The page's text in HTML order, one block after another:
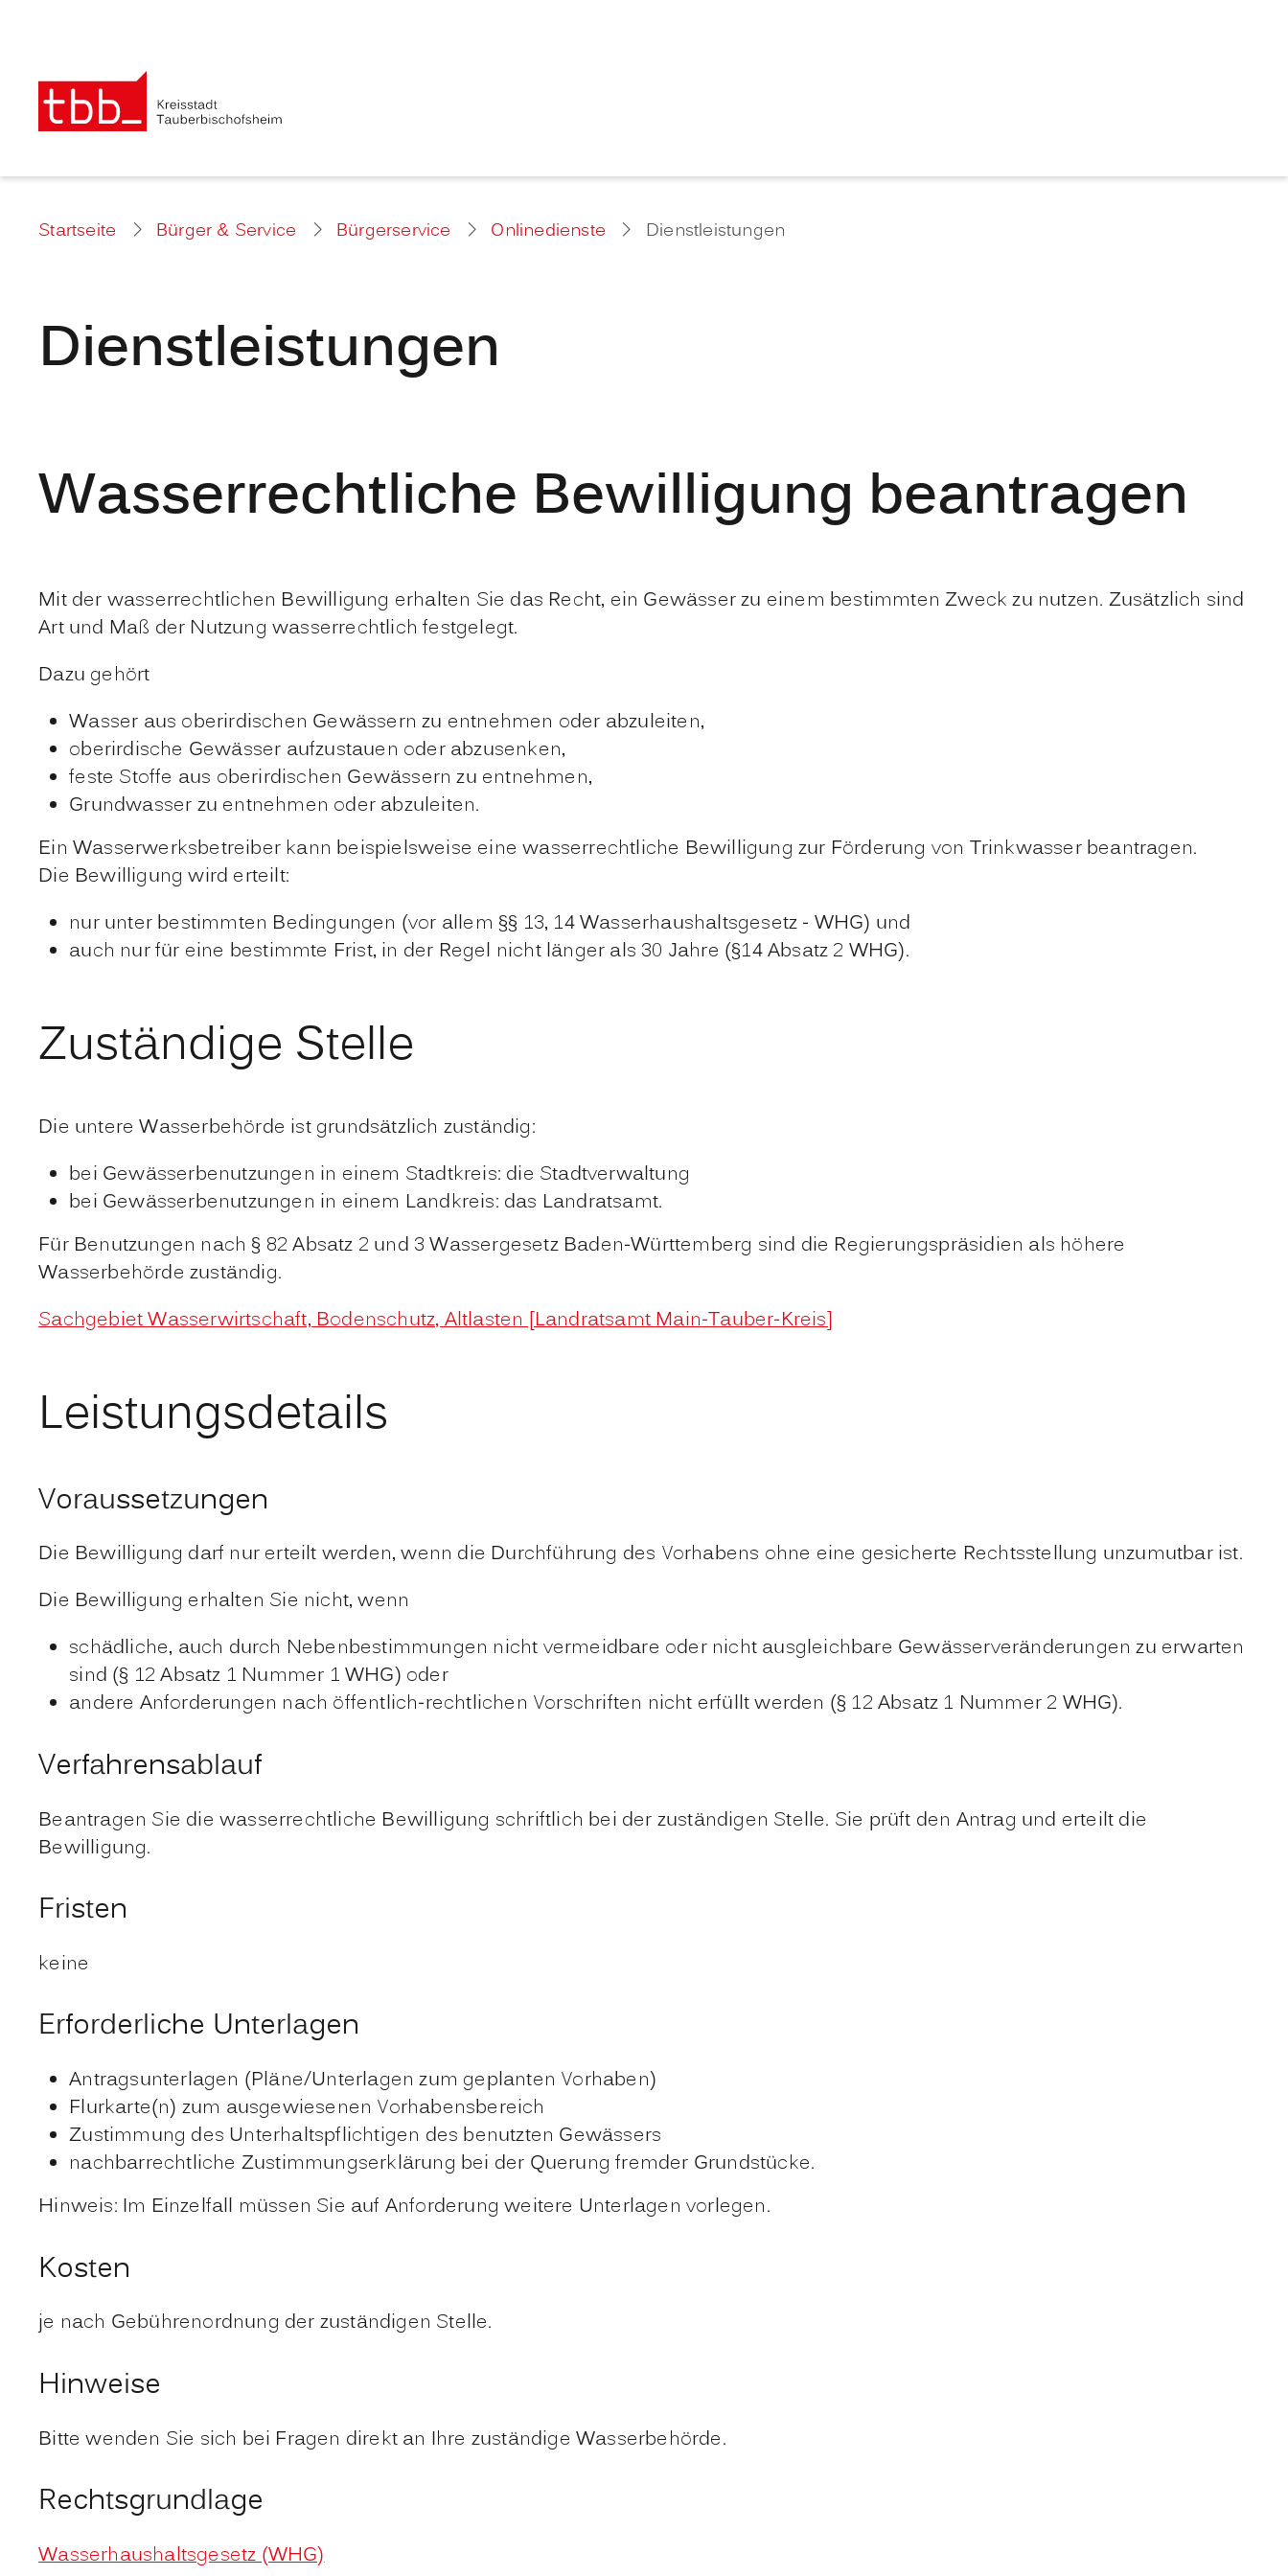
Startseite Bürger & Service Bürgerservice Onlinedienste Dienstleistungen
Dienstleistungen
Wasserrechtliche Bewilligung beantragen
Mit der wasserrechtlichen Bewilligung erhalten Sie das Recht, ein Gewässer zu einem bestimmten Zweck zu nutzen. Zusätzlich sind
Art und Maß der Nutzung wasserrechtlich festgelegt.
Dazu gehört
Wasser aus oberirdischen Gewässern zu entnehmen oder abzuleiten,
oberirdische Gewässer aufzustauen oder abzusenken,
feste Stoffe aus oberirdischen Gewässern zu entnehmen,
Grundwasser zu entnehmen oder abzuleiten.
Ein Wasserwerksbetreiber kann beispielsweise eine wasserrechtliche Bewilligung zur Förderung von Trinkwasser beantragen.
Die Bewilligung wird erteilt:
nur unter bestimmten Bedingungen (vor allem §§ 13, 14 Wasserhaushaltsgesetz - WHG) und
auch nur für eine bestimmte Frist, in der Regel nicht länger als 30 Jahre (§14 Absatz 2 WHG).
Zuständige Stelle
Die untere Wasserbehörde ist grundsätzlich zuständig:
bei Gewässerbenutzungen in einem Stadtkreis: die Stadtverwaltung
bei Gewässerbenutzungen in einem Landkreis: das Landratsamt.
Für Benutzungen nach § 82 Absatz 2 und 3 Wassergesetz Baden-Württemberg sind die Regierungspräsidien als höhere
Wasserbehörde zuständig.
Sachgebiet Wasserwirtschaft, Bodenschutz, Altlasten [Landratsamt Main-Tauber-Kreis]
Leistungsdetails
Voraussetzungen
Die Bewilligung darf nur erteilt werden, wenn die Durchführung des Vorhabens ohne eine gesicherte Rechtsstellung unzumutbar ist.
Die Bewilligung erhalten Sie nicht, wenn
schädliche, auch durch Nebenbestimmungen nicht vermeidbare oder nicht ausgleichbare Gewässerveränderungen zu erwarten
sind (§ 12 Absatz 1 Nummer 1 WHG) oder
andere Anforderungen nach öffentlich-rechtlichen Vorschriften nicht erfüllt werden (§ 12 Absatz 1 Nummer 2 WHG).
Verfahrensablauf
Beantragen Sie die wasserrechtliche Bewilligung schriftlich bei der zuständigen Stelle. Sie prüft den Antrag und erteilt die
Bewilligung.
Fristen
keine
Erforderliche Unterlagen
Antragsunterlagen (Pläne/Unterlagen zum geplanten Vorhaben)
Flurkarte(n) zum ausgewiesenen Vorhabensbereich
Zustimmung des Unterhaltspflichtigen des benutzten Gewässers
nachbarrechtliche Zustimmungserklärung bei der Querung fremder Grundstücke.
Hinweis: Im Einzelfall müssen Sie auf Anforderung weitere Unterlagen vorlegen.
Kosten
je nach Gebührenordnung der zuständigen Stelle.
Hinweise
Bitte wenden Sie sich bei Fragen direkt an Ihre zuständige Wasserbehörde.
Rechtsgrundlage
Wasserhaushaltsgesetz (WHG)